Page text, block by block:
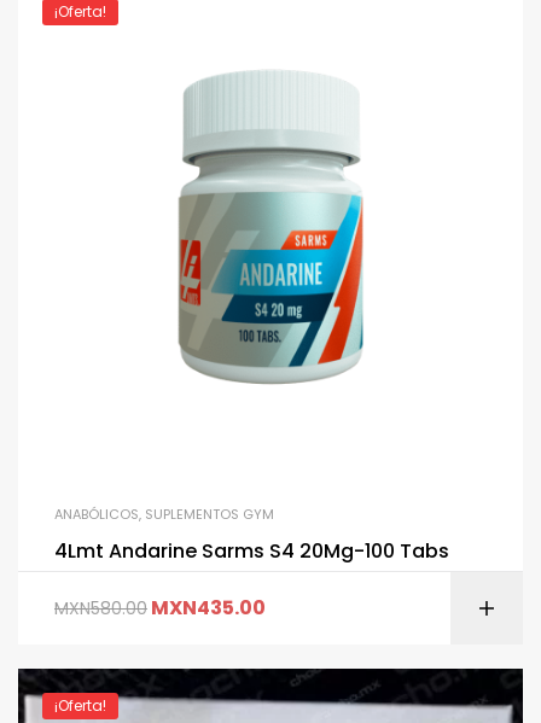
¡Oferta!
ANABÓLICOS, SUPLEMENTOS GYM
4Lmt Andarine Sarms S4 20Mg-100 Tabs
MXN580.00 MXN435.00
¡Oferta!